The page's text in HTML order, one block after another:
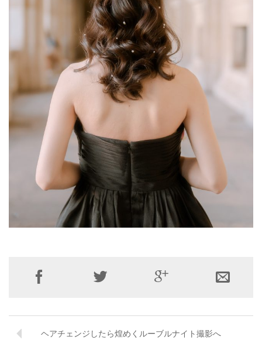
ヘアチェンジしたら煌めくルーブルナイト撮影へ